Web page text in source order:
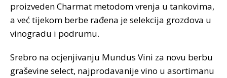
proizveden Charmat metodom vrenja u tankovima,
a već tijekom berbe rađena je selekcija grozdova u
vinogradu i podrumu.
Srebro na ocjenjivanju Mundus Vini za novu berbu
graševine select, najprodavanije vino u asortimanu